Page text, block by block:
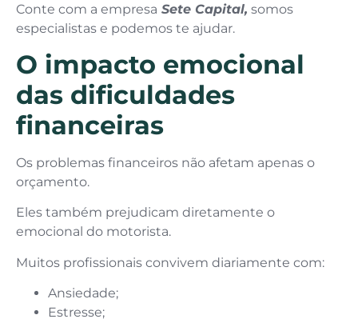
Conte com a empresa Sete Capital, somos
especialistas e podemos te ajudar.
O impacto emocional
das dificuldades
financeiras
Os problemas financeiros não afetam apenas o
orçamento.
Eles também prejudicam diretamente o
emocional do motorista.
Muitos profissionais convivem diariamente com:
Ansiedade;
Estresse;